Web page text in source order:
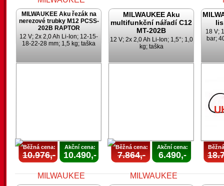
MILWAUKEE Aku řezák na
nerezové trubky M12 PCSS-
202B RAPTOR
12 V; 2x 2,0 Ah Li-Ion; 12-15-
18-22-28 mm; 1,5 kg; taška
Běžná cena:
10.976,-
Akční cena:
10.490,-
MILWAUKEE Aku
multifunkční nářadí C12
MT-202B
12 V; 2x 2,0 Ah Li-Ion; 1,5°; 1,0
kg; taška
Běžná cena:
7.864,-
Akční cena:
6.490,-
18 V;
bar;